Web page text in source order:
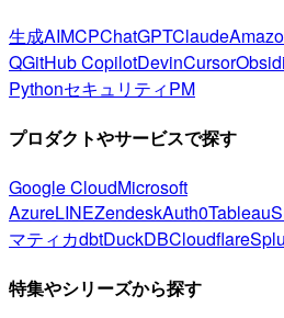
生成AIMCPChatGPTClaude
QGitHub CopilotDevinCursor
PythonセキュリティPM
プロダクトやサービスで探す
Google CloudMicrosoft
AzureLINEZendeskAuth0Tableau
マティカdbtDuckDBCloudflare
特集やシリーズから探す